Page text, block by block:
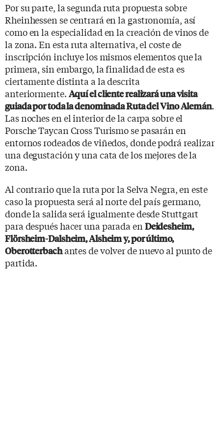
Por su parte, la segunda ruta propuesta sobre
Rheinhessen se centrará en la gastronomía, así
como en la especialidad en la creación de vinos de
la zona. En esta ruta alternativa, el coste de
inscripción incluye los mismos elementos que la
primera, sin embargo, la finalidad de esta es
ciertamente distinta a la descrita
anteriormente. Aquí el cliente realizará una visita
guiada por toda la denominada Ruta del Vino Alemán.
Las noches en el interior de la carpa sobre el
Porsche Taycan Cross Turismo se pasarán en
entornos rodeados de viñedos, donde podrá realizar
una degustación y una cata de los mejores de la
zona.
Al contrario que la ruta por la Selva Negra, en este
caso la propuesta será al norte del país germano,
donde la salida será igualmente desde Stuttgart
para después hacer una parada en Deidesheim,
Flörsheim-Dalsheim, Alsheim y, por último,
Oberotterbachantes de volver de nuevo al punto de
partida.